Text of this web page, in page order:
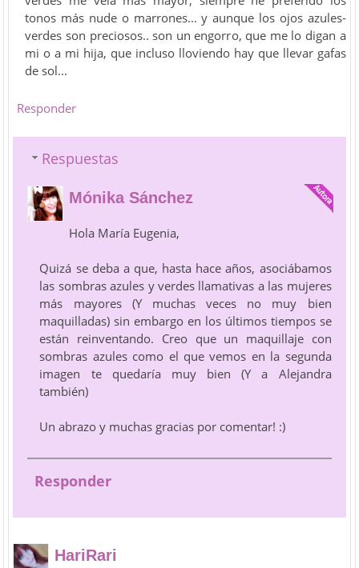
tonos más nude o marrones... y aunque los ojos azules-
verdes son preciosos.. son un engorro, que me lo digan a
mi o a mi hija, que incluso lloviendo hay que llevar gafas
de sol...
Responder
Respuestas
Mónika Sánchez
Hola María Eugenia,
Quizá se deba a que, hasta hace años, asociábamos
las sombras azules y verdes llamativas a las mujeres
más mayores (Y muchas veces no muy bien
maquilladas) sin embargo en los últimos tiempos se
están reinventando. Creo que un maquillaje con
sombras azules como el que vemos en la segunda
imagen te quedaría muy bien (Y a Alejandra
también)
Un abrazo y muchas gracias por comentar! :)
Responder
HariRari